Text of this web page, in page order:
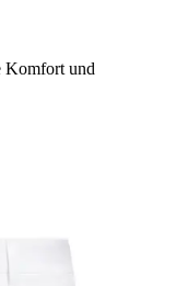
Komfort und